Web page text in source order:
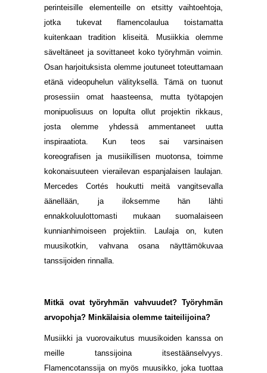
perinteisille elementeille on etsitty vaihtoehtoja,
jotka tukevat flamencolaulua toistamatta
kuitenkaan tradition kliseitä. Musiikkia olemme
säveltäneet ja sovittaneet koko työryhmän voimin.
Osan harjoituksista olemme joutuneet toteuttamaan
etänä videopuhelun välityksellä. Tämä on tuonut
prosessiin omat haasteensa, mutta työtapojen
monipuolisuus on lopulta ollut projektin rikkaus,
josta olemme yhdessä ammentaneet uutta
inspiraatiota. Kun teos sai varsinaisen
koreografisen ja musiikillisen muotonsa, toimme
kokonaisuuteen vierailevan espanjalaisen laulajan.
Mercedes Cortés houkutti meitä vangitsevalla
äänellään, ja iloksemme hän lähti
ennakkoluulottomasti mukaan suomalaiseen
kunnianhimoiseen projektiin. Laulaja on, kuten
muusikotkin, vahvana osana näyttämökuvaa
tanssijoiden rinnalla.
Mitkä ovat työryhmän vahvuudet? Työryhmän
arvopohja? Minkälaisia olemme taiteilijoina?
Musiikki ja vuorovaikutus muusikoiden kanssa on
meille tanssijoina itsestäänselvyys.
Flamencotanssija on myös muusikko, joka tuottaa